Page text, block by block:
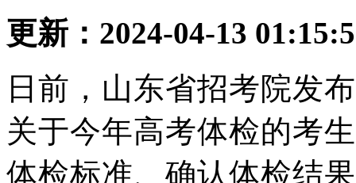
更新：2024-04-13
日前，山东省招考院发
关于今年高考体检的考
体检标准、确认体检结